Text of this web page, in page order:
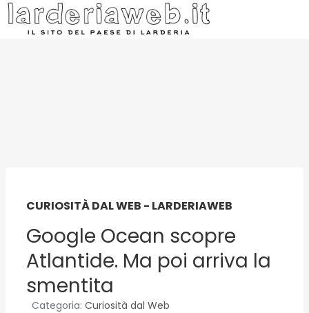
CURIOSITÀ DAL WEB - LARDERIAWEB
Google Ocean scopre
Atlantide. Ma poi arriva la
smentita
Categoria: Curiosità dal Web